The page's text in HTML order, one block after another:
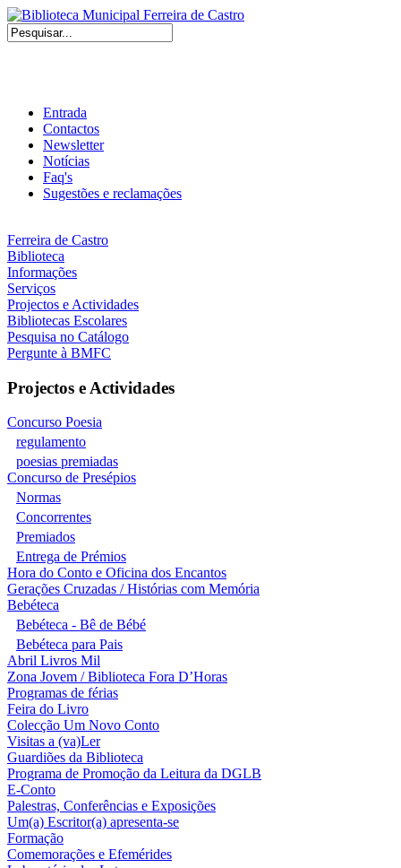
Entrada
Contactos
Newsletter
Notícias
Faq's
Sugestões e reclamações
Ferreira de Castro
Biblioteca
Informações
Serviços
Projectos e Actividades
Bibliotecas Escolares
Pesquisa no Catálogo
Pergunte à BMFC
Projectos e Actividades
Concurso Poesia
regulamento
poesias premiadas
Concurso de Presépios
Normas
Concorrentes
Premiados
Entrega de Prémios
Hora do Conto e Oficina dos Encantos
Gerações Cruzadas / Histórias com Memória
Bebéteca
Bebéteca - Bê de Bébé
Bebéteca para Pais
Abril Livros Mil
Zona Jovem / Biblioteca Fora D’Horas
Programas de férias
Feira do Livro
Colecção Um Novo Conto
Visitas a (va)Ler
Guardiões da Biblioteca
Programa de Promoção da Leitura da DGLB
E-Conto
Palestras, Conferências e Exposições
Um(a) Escritor(a) apresenta-se
Formação
Comemorações e Efemérides